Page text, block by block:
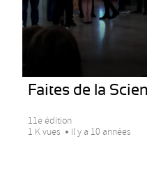
Faites de la
11e édition
1 K vues
Il y a 10 années